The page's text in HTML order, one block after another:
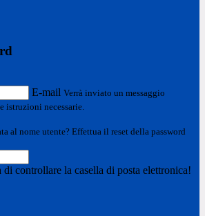
E-mail Verrà inviato un messaggio
istruzioni necessarie.
al nome utente? Effettua il reset della password
controllare la casella di posta elettronica!